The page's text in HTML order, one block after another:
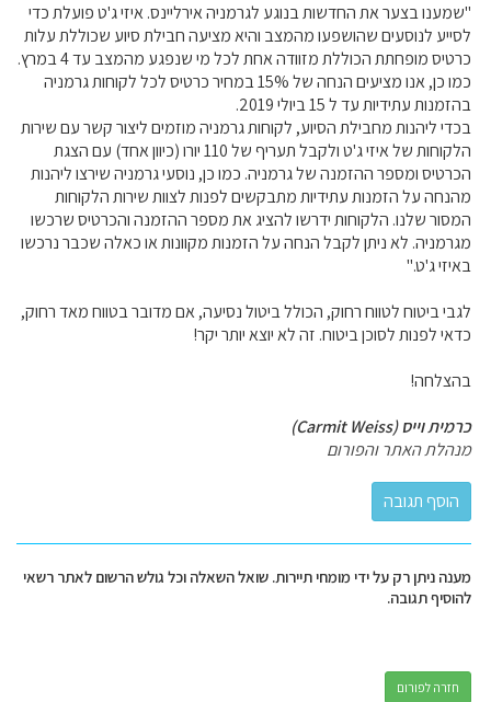
"שמענו בצער את החדשות בנוגע לגרמניה אירליינס. איזי ג'ט פועלת כדי
לסייע לנוסעים שהושפעו מהמצב והיא מציעה חבילת סיוע שכוללת עלות
כרטיס מופחתת הכוללת מזוודה אחת לכל מי שנפגע מהמצב עד 4 במרץ.
כמו כן, אנו מציעים הנחה של 15% במחיר כרטיס לכל לקוחות גרמניה
בהזמנות עתידיות עד ל 15 ביולי 2019.
בכדי ליהנות מחבילת הסיוע, לקוחות גרמניה מוזמים ליצור קשר עם שירות
הלקוחות של איזי ג'ט ולקבל תעריף של 110 יורו (כיוון אחד) עם הצגת
הכרטיס ומספר ההזמנה של גרמניה. כמו כן, נוסעי גרמניה שירצו ליהנות
מהנחה על הזמנות עתידיות מתבקשים לפנות לצוות שירות הלקוחות
המסור שלנו. הלקוחות ידרשו להציג את מספר ההזמנה והכרטיס שרכשו
מגרמניה. לא ניתן לקבל הנחה על הזמנות מקוונות או כאלה שכבר נרכשו
באיזי ג'ט."
לגבי ביטוח לטווח רחוק, הכולל ביטול נסיעה, אם מדובר בטווח מאד רחוק,
כדאי לפנות לסוכן ביטוח. זה לא יוצא יותר יקר!
בהצלחה!
כרמית וייס (Carmit Weiss)
מנהלת האתר והפורום
מענה ניתן רק על ידי מומחי תיירות. שואל השאלה וכל גולש הרשום לאתר רשאי
להוסיף תגובה.
חזרה לפורום